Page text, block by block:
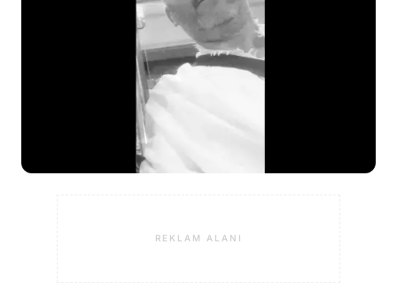
REKLAM ALANI